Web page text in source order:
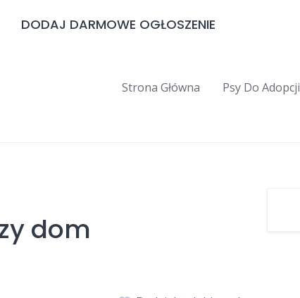
DODAJ DARMOWE OGŁOSZENIE
Strona Główna Psy Do Adopcji
dom